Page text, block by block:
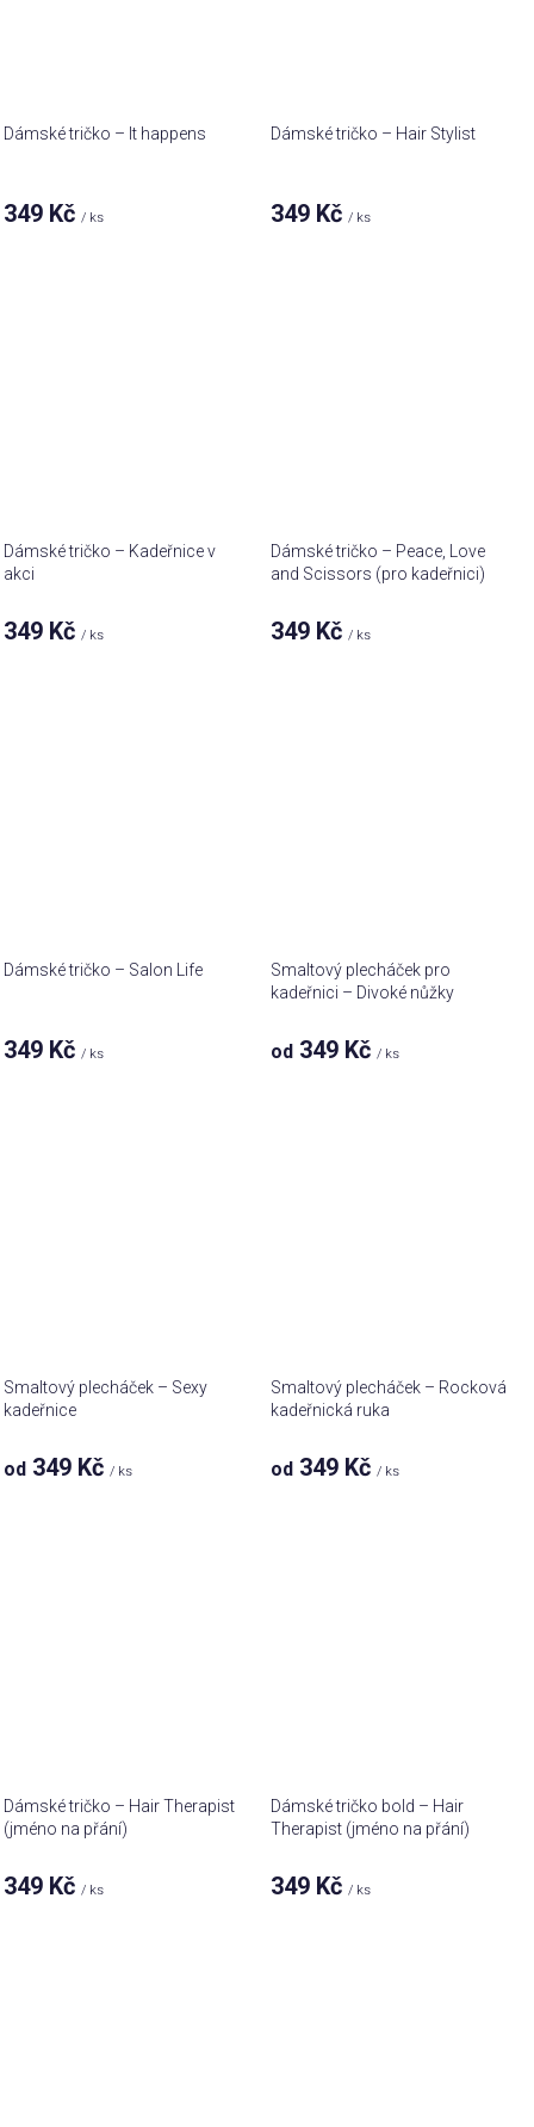
Dámské tričko – It happens
349 Kč / ks
Dámské tričko – Hair Stylist
349 Kč / ks
Dámské tričko – Kadeřnice v
akci
349 Kč/ ks
Dámské tričko – Peace, Love
and Scissors (pro kadeřnici)
349 Kč/ ks
Dámské tričko – Salon Life
349 Kč / ks
Smaltový plecháček pro
kadeřnici – Divoké nůžky
od 349 Kč / ks
Smaltový plecháček – Sexy
kadeřnice
od 349 Kč/ ks
Smaltový plecháček – Rocková
kadeřnická ruka
od 349 Kč/ ks
Dámské tričko – Hair Therapist
(jméno na přání)
349 Kč / ks
Dámské tričko bold – Hair
Therapist (jméno na přání)
349 Kč / ks